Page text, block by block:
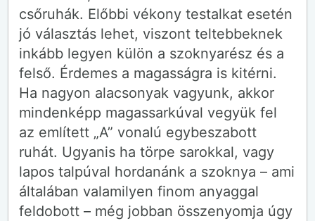
csőruhák. Előbbi vékony testalkat esetén
jó választás lehet, viszont teltebbeknek
inkább legyen külön a szoknyarész és a
felső. Érdemes a magasságra is kitérni.
Ha nagyon alacsonyak vagyunk, akkor
mindenképp magassarkúval vegyük fel
az említett „A” vonalú egybeszabott
ruhát. Ugyanis ha törpe sarokkal, vagy
lapos talpúval hordanánk a szoknya – ami
általában valamilyen finom anyaggal
feldobott – még jobban összenyomja úgy